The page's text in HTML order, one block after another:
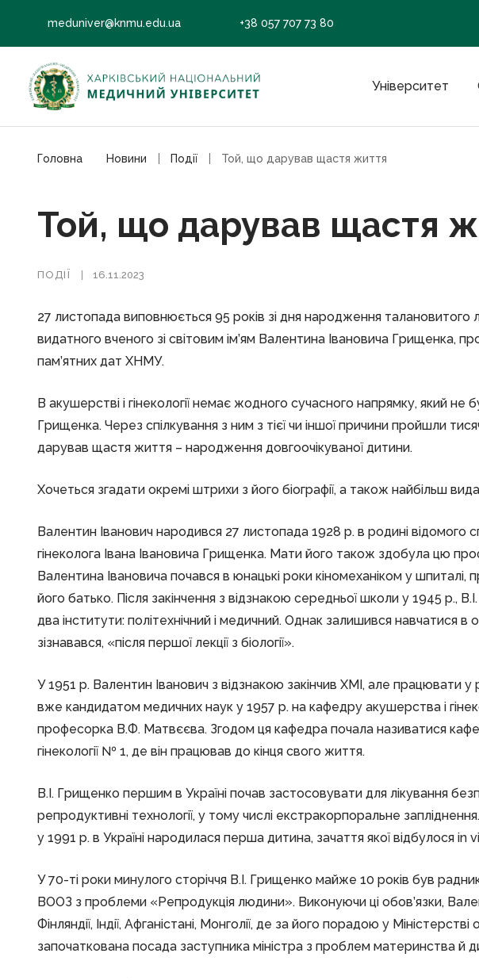
meduniver@knmu.edu.ua +38 057 707 73 80
Університет
Головна Новини Події Той, що дарував щастя життя
Той, що дарував щастя
ПОДІЇ 16.11.2023
27 листопада виповнюється 95 років зі дня народження талановитого
видатного вченого зі світовим ім’ям Валентина Івановича Грищенка,
пам’ятних дат ХНМУ.
В акушерстві і гінекології немає жодного сучасного напрямку, який не
Грищенка. Через спілкування з ним з тієї чи іншої причини пройшли
дарував щастя життя – народження довгоочікуваної дитини.
Хочеться згадати окремі штрихи з його біографії, а також найбільш
Валентин Іванович народився 27 листопада 1928 р. в родині відомого
гінеколога Івана Івановича Грищенка. Мати його також здобула цю
Валентина Івановича почався в юнацькі роки кіномеханіком у шпиталі,
його батько. Після закінчення з відзнакою середньої школи у 1945 р.,
два інститути: політехнічний і медичний. Однак залишився навчатися в
зізнавався, «після першої лекції з біології».
У 1951 р. Валентин Іванович з відзнакою закінчив ХМІ, але працювати у
вже кандидатом медичних наук у 1957 р. на кафедру акушерства і
професорка В.Ф. Матвєєва. Згодом ця кафедра почала називатися
гінекології № 1, де він працював до кінця свого життя.
В.І. Грищенко першим в Україні почав застосовувати для лікування
репродуктивні технології, у тому числі екстракорпоральне
у 1991 р. в Україні народилася перша дитина, зачаття якої відбулося in
У 70-ті роки минулого сторіччя В.І. Грищенко майже 10 років був
ВООЗ з проблеми «Репродукція людини». Виконуючи ці обов’язки,
Фінляндії, Індії, Афганістані, Монголії, де за його порадою у
започаткована посада заступника міністра з проблем материнства й